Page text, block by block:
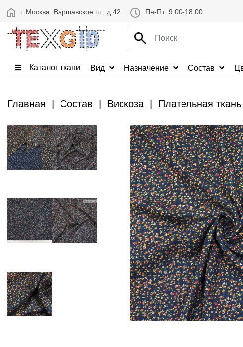
г. Москва, Варшавское ш., д.42 Пн-Пт: 9:00-18:00
Каталог ткани Вид Назначение Состав
Главная Состав Вискоза Плательная